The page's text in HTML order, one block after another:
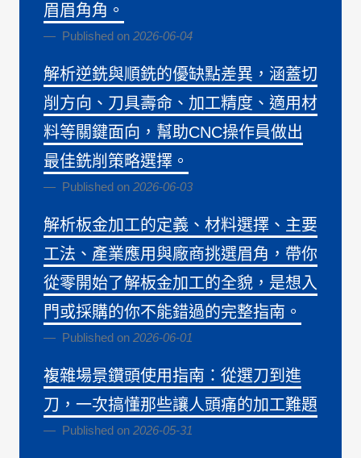
眉眉角角。
Published on 2026-06-04
解析逆銑與順銑的優缺點差異，涵蓋切
削方向、刀具壽命、加工精度、適用材
料等關鍵面向，幫助CNC操作員做出
最佳銑削策略選擇。
Published on 2026-06-03
解析板金加工的定義、材料選擇、主要
工法、產業應用與廠商挑選眉角，帶你
從零開始了解板金加工的全貌，是想入
門或採購的你不能錯過的完整指南。
Published on 2026-06-01
複雜場景鑽頭使用指南：從選刀到進
刀，一次搞懂那些讓人頭痛的加工難題
Published on 2026-05-31